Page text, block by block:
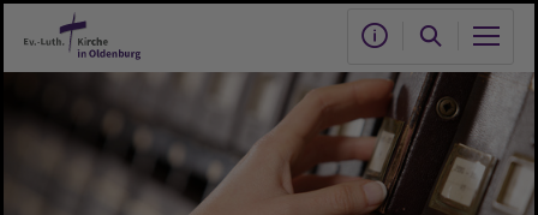
Zum Hauptinhalt springen